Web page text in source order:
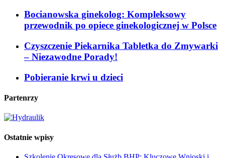
Bocianowska ginekolog: Kompleksowy
przewodnik po opiece ginekologicznej w Polsce
Czyszczenie Piekarnika Tabletka do Zmywarki
– Niezawodne Porady!
Pobieranie krwi u dzieci
Partenrzy
Ostatnie wpisy